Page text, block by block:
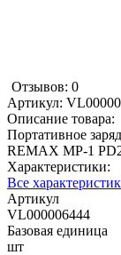
Отзывов: 0
Артикул:
Описание товара:
Портативное
REMAX MP-1
Характеристики:
Все
Артикул
VL000006444
Базовая единица
шт